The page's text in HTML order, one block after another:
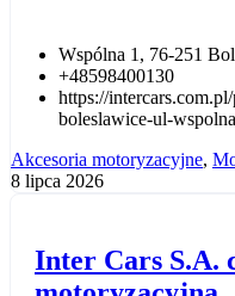
Wspólna 1, 76-251
+48598400130
https://
boleslawice-ul-
Akcesoria motoryzacyjne,
8 lipca 2026
Inter Cars S.A.